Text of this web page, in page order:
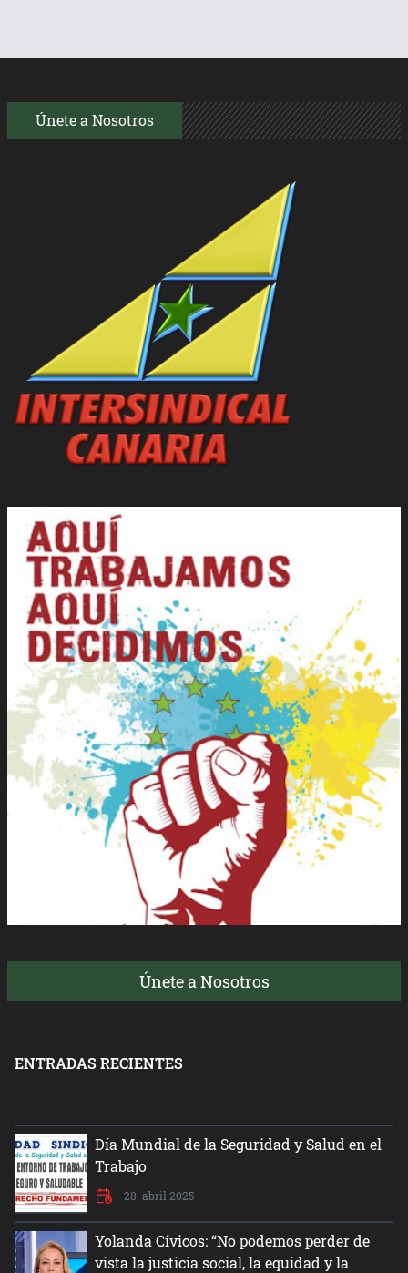
Únete a Nosotros
Únete a Nosotros
ENTRADAS RECIENTES
Día Mundial de la Seguridad y Salud en el
Trabajo
28. abril 2025
Yolanda Cívicos: “No podemos perder de
vista la justicia social, la equidad y la